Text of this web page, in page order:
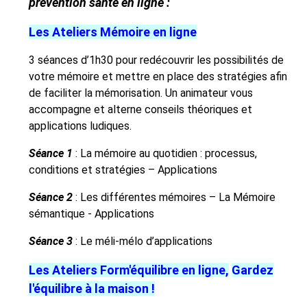
Les Ateliers Mémoire en ligne
3 séances d’1h30 pour redécouvrir les possibilités de
votre mémoire et mettre en place des stratégies afin
de faciliter la mémorisation. Un animateur vous
accompagne et alterne conseils théoriques et
applications ludiques.
Séance 1 : La mémoire au quotidien : processus,
conditions et stratégies – Applications
Séance 2 : Les différentes mémoires – La Mémoire
sémantique - Applications
Séance 3 : Le méli-mélo d’applications
Les Ateliers Form'équilibre en ligne, Gardez
l'équilibre à la maison !